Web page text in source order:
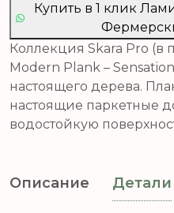
Купить в 1 клик
Коллекция Skara Pro (в
Modern Plank –
настоящего дерева.
настоящие паркетные
водостойкую
Описание Детали